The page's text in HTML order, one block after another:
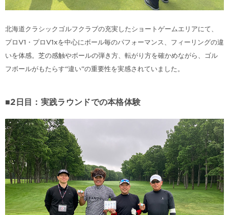
北海道クラシックゴルフクラブの充実したショートゲームエリアにて、
プロV1・プロV1xを中心にボール毎のパフォーマンス、フィーリングの違
いを体感。芝の感触やボールの弾き方、転がり方を確かめながら、ゴル
フボールがもたらす“違い”の重要性を実感されていました。
■2日目：実践ラウンドでの本格体験